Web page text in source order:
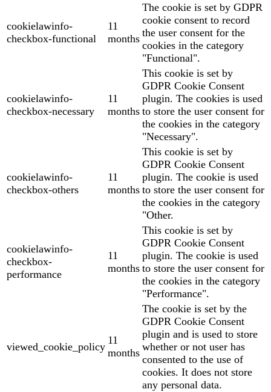
cookielawinfo-
checkbox-functional
11
months
The cookie is set by GDPR
cookie consent to record
the user consent for the
cookies in the category
"Functional".
cookielawinfo-
checkbox-necessary
11
months
This cookie is set by
GDPR Cookie Consent
plugin. The cookies is used
to store the user consent for
the cookies in the category
"Necessary".
cookielawinfo-
checkbox-others
11
months
This cookie is set by
GDPR Cookie Consent
plugin. The cookie is used
to store the user consent for
the cookies in the category
"Other.
cookielawinfo-
checkbox-
performance
11
months
This cookie is set by
GDPR Cookie Consent
plugin. The cookie is used
to store the user consent for
the cookies in the category
"Performance".
viewed_cookie_policy
11
months
The cookie is set by the
GDPR Cookie Consent
plugin and is used to store
whether or not user has
consented to the use of
cookies. It does not store
any personal data.